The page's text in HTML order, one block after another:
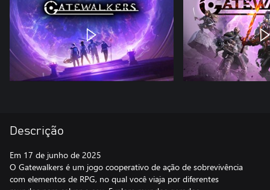
Descrição
Em 17 de junho de 2025
O Gatewalkers é um jogo cooperativo de ação de sobrevivência
com elementos de RPG, no qual você viaja por diferentes